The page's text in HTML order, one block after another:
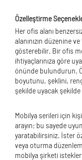
Özelleştirme
Her ofis alanı
alanınızın düzenine
gösterebilir. Bir ofis
ihtiyaçlarınıza göre
önünde bulundurun.
boyutunu, şeklini,
şekilde uyacak
Mobilya serileri için
arayın; bu sayede
yaratabilirsiniz. İster
veya oturma
mobilya şirketi